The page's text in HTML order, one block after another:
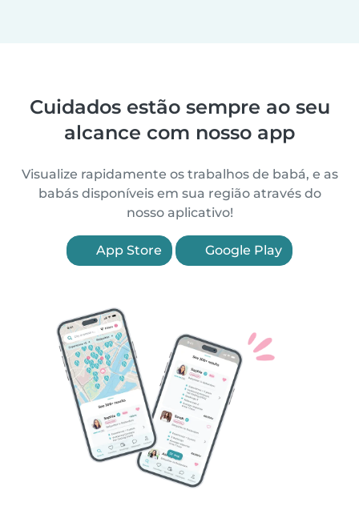
Cuidados estão sempre ao seu
alcance com nosso app
Visualize rapidamente os trabalhos de babá, e as
babás disponíveis em sua região através do
nosso aplicativo!
App Store Google Play